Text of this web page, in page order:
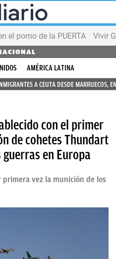
el pomo de la PUERTA Vivir
AMÉRICA LATINA
A CEUTA DESDE MARRUECOS,
con el primer
de cohetes Thundart
en Europa
primera vez la munición de los